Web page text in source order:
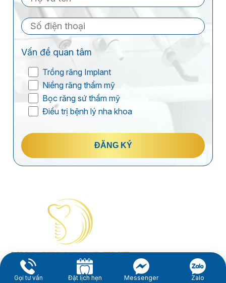
Gọi tư vấn Đặt lịch hẹn Messenger Zalo
Vấn đề quan tâm
Trồng răng Implant
Niềng răng thẩm mỹ
Bọc răng sứ thẩm mỹ
Điều trị bệnh lý nha khoa
ĐĂNG KÝ